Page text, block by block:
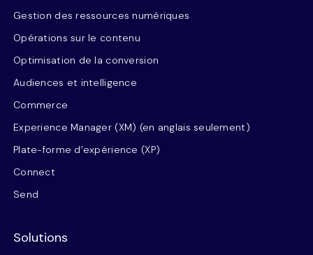
Gestion des ressources numériques
Opérations sur le contenu
Optimisation de la conversion
Audiences et intelligence
Commerce
Experience Manager (XM) (en anglais seulement)
Plate-forme d’expérience (XP)
Connect
Send
Solutions